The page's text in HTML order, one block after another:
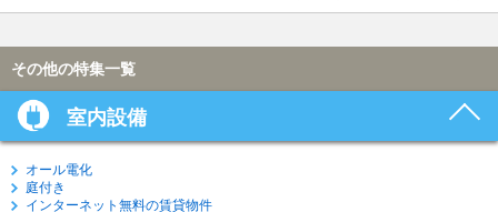
その他の特集一覧
室内設備
オール電化
庭付き
インターネット無料の賃貸物件